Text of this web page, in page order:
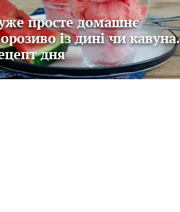
просте домашнє
із дині чи кавуна.
дня